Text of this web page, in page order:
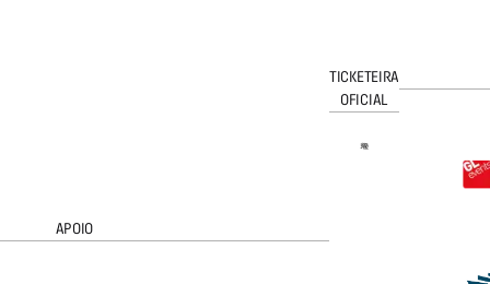
APOIO
TICKETEIRA
OFICIAL